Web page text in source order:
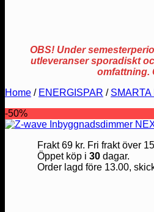
OBS! Under
utleveranser sporadiskt
omfattning.
Home / ENERGISPAR / SMARTA
-50%
Frakt 69 kr. Fri frakt över
Öppet köp i 30dagar.
Order lagd före 13.00,